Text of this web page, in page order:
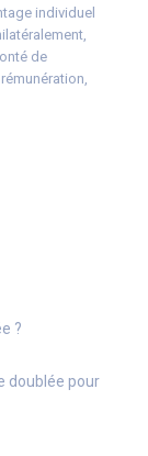
individuel
de
?
doublée pour